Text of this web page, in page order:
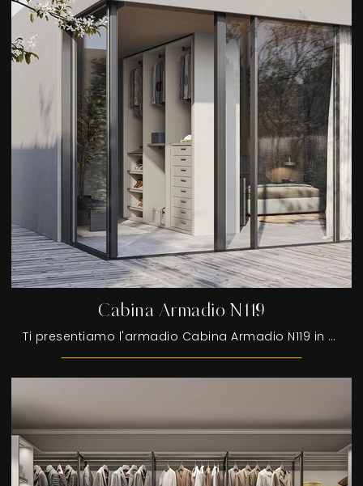
Cabina Armadio N119
Ti presentiamo l'armadio Cabina Armadio N119 in melaminico di Colombini Casa! Una ricca gamma di armadi cabine armadio con ante scorrevoli.